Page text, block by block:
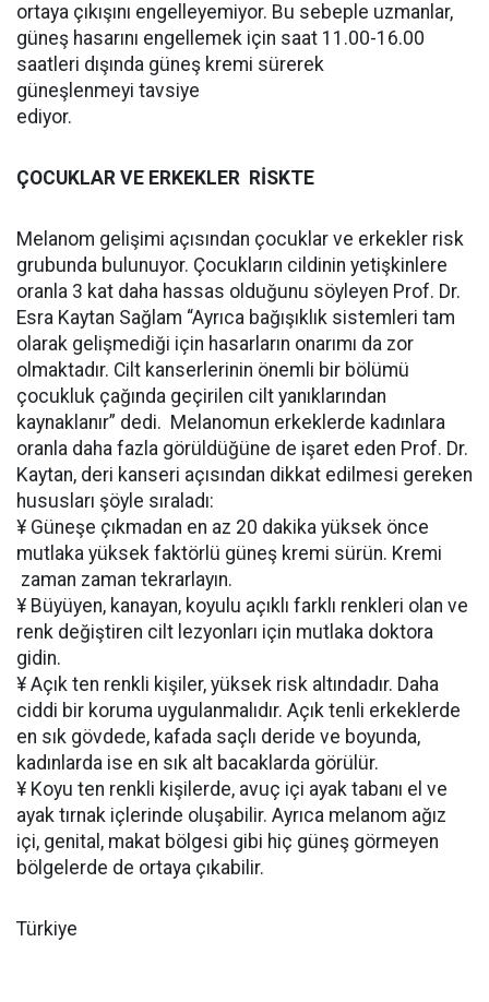
ortaya çıkışını engelleyemiyor. Bu sebeple uzmanlar,
güneş hasarını engellemek için saat 11.00-16.00
saatleri dışında güneş kremi sürerek
güneşlenmeyi tavsiye
ediyor.
ÇOCUKLAR VE ERKEKLER RİSKTE
Melanom gelişimi açısından çocuklar ve erkekler risk
grubunda bulunuyor. Çocukların cildinin yetişkinlere
oranla 3 kat daha hassas olduğunu söyleyen Prof. Dr.
Esra Kaytan Sağlam “Ayrıca bağışıklık sistemleri tam
olarak gelişmediği için hasarların onarımı da zor
olmaktadır. Cilt kanserlerinin önemli bir bölümü
çocukluk çağında geçirilen cilt yanıklarından
kaynaklanır” dedi. Melanomun erkeklerde kadınlara
oranla daha fazla görüldüğüne de işaret eden Prof. Dr.
Kaytan, deri kanseri açısından dikkat edilmesi gereken
hususları şöyle sıraladı:
¥ Güneşe çıkmadan en az 20 dakika yüksek önce
mutlaka yüksek faktörlü güneş kremi sürün. Kremi
zaman zaman tekrarlayın.
¥ Büyüyen, kanayan, koyulu açıklı farklı renkleri olan ve
renk değiştiren cilt lezyonları için mutlaka doktora
gidin.
¥ Açık ten renkli kişiler, yüksek risk altındadır. Daha
ciddi bir koruma uygulanmalıdır. Açık tenli erkeklerde
en sık gövdede, kafada saçlı deride ve boyunda,
kadınlarda ise en sık alt bacaklarda görülür.
¥ Koyu ten renkli kişilerde, avuç içi ayak tabanı el ve
ayak tırnak içlerinde oluşabilir. Ayrıca melanom ağız
içi, genital, makat bölgesi gibi hiç güneş görmeyen
bölgelerde de ortaya çıkabilir.
Türkiye